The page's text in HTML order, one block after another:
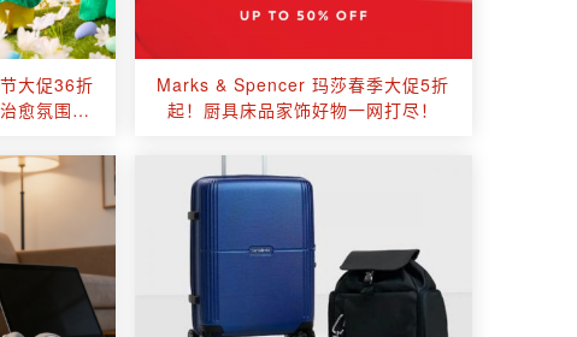
大促36折
愈氛围感
Marks & Spencer 玛莎春季大促5折
起！厨具床品家饰好物一网打尽！